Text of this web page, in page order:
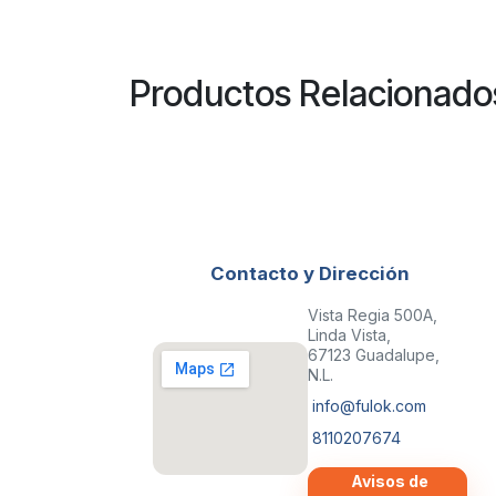
Productos
Contacto y Dirección
Vista Regia 500A,
Linda Vista,
67123 Guadalupe,
N.L.
info@fulok.com
8110207674
Avisos de